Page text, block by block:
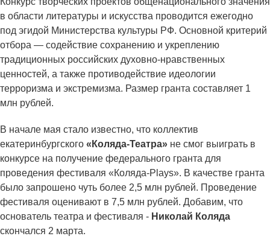
в области литературы и искусства проводится ежегодно
под эгидой Министерства культуры РФ. Основной критерий
отбора — содействие сохранению и укреплению
традиционных российских духовно-нравственных
ценностей, а также противодействие идеологии
терроризма и экстремизма. Размер гранта составляет 1
млн рублей.
В начале мая стало известно, что коллектив
екатеринбургского «Коляда-Театра» не смог выиграть в
конкурсе на получение федерального гранта для
проведения фестиваля «Коляда-Plays». В качестве гранта
было запрошено чуть более 2,5 млн рублей. Проведение
фестиваля оценивают в 7,5 млн рублей. Добавим, что
основатель театра и фестиваля - Николай Коляда
скончался 2 марта.